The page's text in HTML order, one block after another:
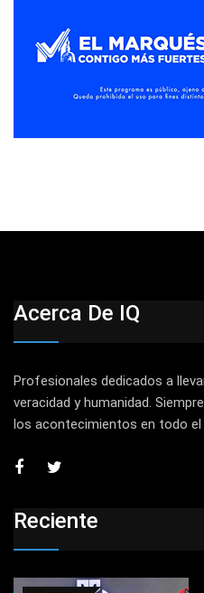
Acerca De IQ
Profesionales dedicados a
veracidad y humanidad.
los acontecimientos en todo el
Reciente